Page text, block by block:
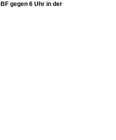
gegen 6 Uhr in der